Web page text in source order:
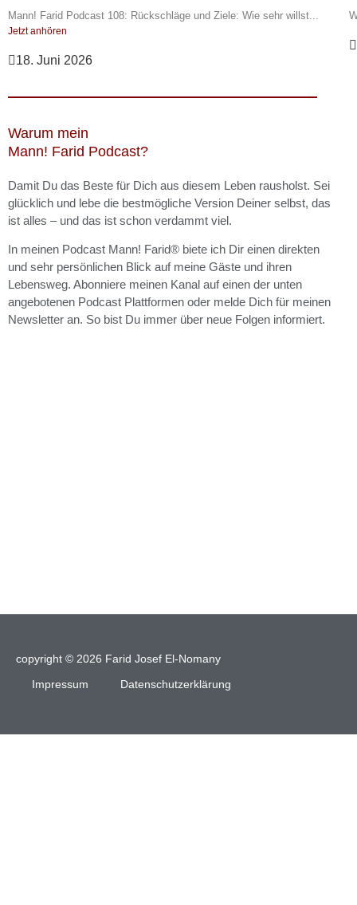
Mann! Farid Podcast 108: Rückschläge und Ziele: Wie sehr willst...
Jetzt anhören
18. Juni 2026
Warum mein
Mann! Farid Podcast?
Damit Du das Beste für Dich aus diesem Leben rausholst. Sei
glücklich und lebe die bestmögliche Version Deiner selbst, das
ist alles – und das ist schon verdammt viel.
In meinen Podcast Mann! Farid® biete ich Dir einen direkten
und sehr persönlichen Blick auf meine Gäste und ihren
Lebensweg. Abonniere meinen Kanal auf einen der unten
angebotenen Podcast Plattformen oder melde Dich für meinen
Newsletter an. So bist Du immer über neue Folgen informiert.
copyright © 2026 Farid Josef El-Nomany
Impressum
Datenschutzerklärung